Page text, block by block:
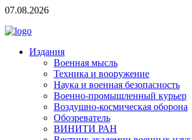
07.08.2026
Издания
Военная мысль
Техника и вооружение
Наука и военная безопасность
Военно-промышленный курьер
Воздушно-космическая оборона
Обозреватель
ВИНИТИ РАН